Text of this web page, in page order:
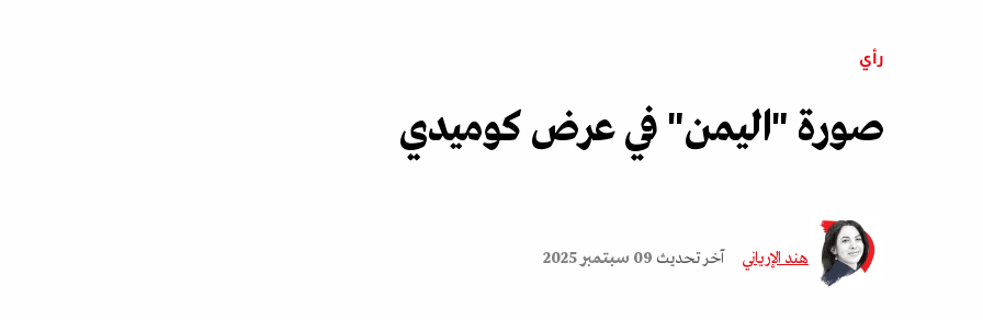
رأي
صورة "اليمن" في عرض كوميدي
هند الإرياني آخر تحديث 09 سبتمبر 2025